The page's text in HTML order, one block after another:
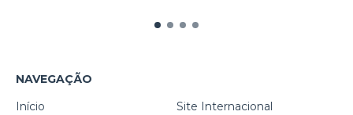
NAVEGAÇÃO
Início
Site Internacional